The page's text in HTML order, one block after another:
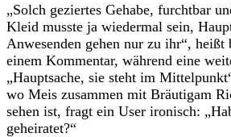
„Solch geziertes Gehabe, furchtbar
Kleid musste ja wiedermal sein,
Anwesenden gehen nur zu ihr“, heißt
einem Kommentar, während eine
„Hauptsache, sie steht im
wo Meis zusammen mit Bräutigam
sehen ist, fragt ein User ironisch:
geheiratet?“